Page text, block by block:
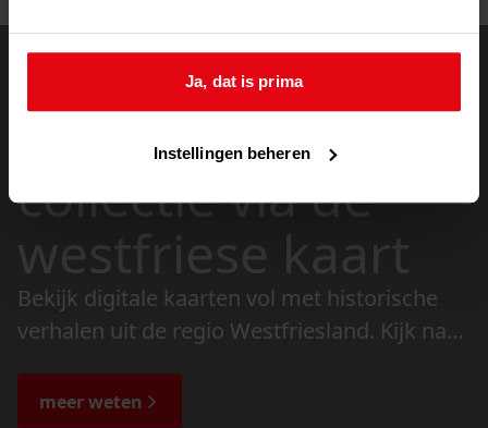
Ja, dat is prima
Instellingen beheren
doorzoek de
collectie via de
westfriese kaart
Bekijk digitale kaarten vol met historische
verhalen uit de regio Westfriesland. Kijk naar
de bijzondere verhalen.
meer weten